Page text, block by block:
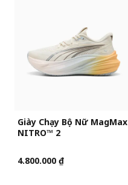
Giày Chạy Bộ Nữ MagMax
NITRO™ 2
4.800.000 ₫